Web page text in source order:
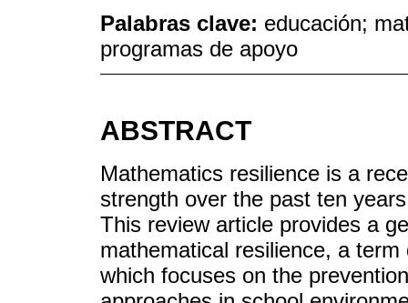
Palabras clave: educación;
programas de apoyo
ABSTRACT
Mathematics resilience is a
strength over the past ten
This review article provides a
mathematical resilience, a
which focuses on the